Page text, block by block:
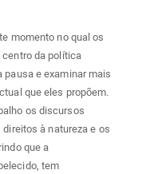
momento no qual os
da política
pausa e examinar mais
que eles propõem.
os discursos
à natureza e os
que a
tem